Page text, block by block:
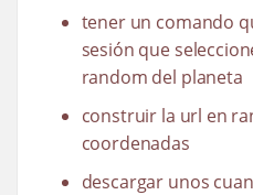
tener un comando
sesión que
random del planeta
construir la url en
coordenadas
descargar unos